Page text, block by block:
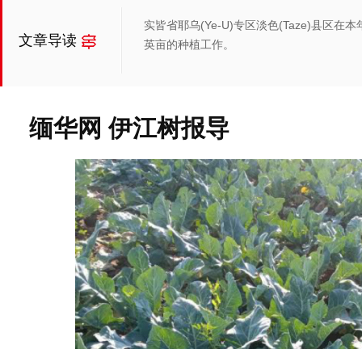
文章导读
实皆省耶乌(Ye-U)专区淡色(Taze)县区在
英亩的种植工作。
缅华网 伊江树报导